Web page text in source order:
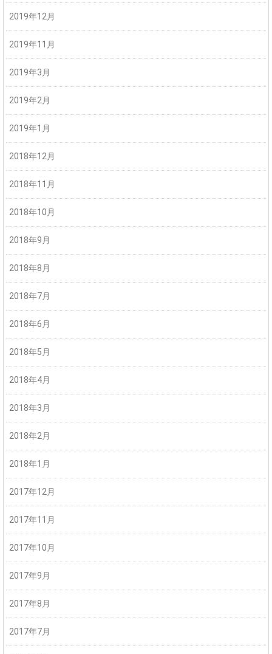
2019年12月
2019年11月
2019年3月
2019年2月
2019年1月
2018年12月
2018年11月
2018年10月
2018年9月
2018年8月
2018年7月
2018年6月
2018年5月
2018年4月
2018年3月
2018年2月
2018年1月
2017年12月
2017年11月
2017年10月
2017年9月
2017年8月
2017年7月